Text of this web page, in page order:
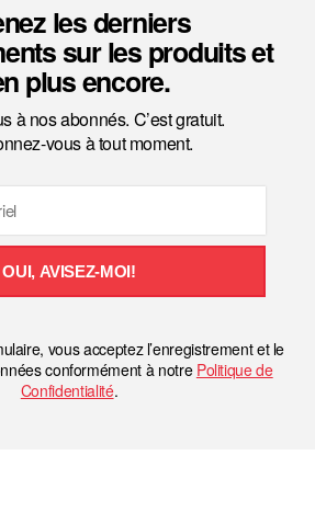
les derniers
sur les produits et
plus encore.
à nos abonnés. C’est gratuit.
vous à tout moment.
OUI, AVISEZ-MOI!
vous acceptez l’enregistrement et le
conformément à notre Politique de
Confidentialité.